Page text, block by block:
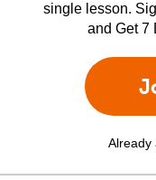
single lesson.
and Get 7
Already